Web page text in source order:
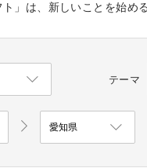
」は、新しいことを始め
テーマ